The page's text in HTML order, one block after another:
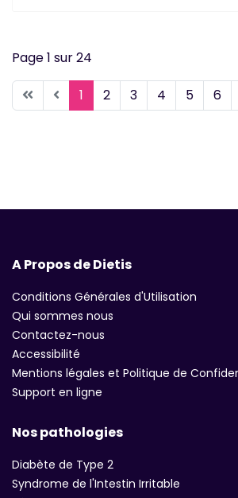
Page 1 sur 24
1 2 3 4 5 6
A Propos de Dietis
Conditions Générales d'Utilisation
Qui sommes nous
Contactez-nous
Accessibilité
Mentions légales et Politique de
Support en ligne
Nos pathologies
Diabète de Type 2
Syndrome de l'Intestin Irritable